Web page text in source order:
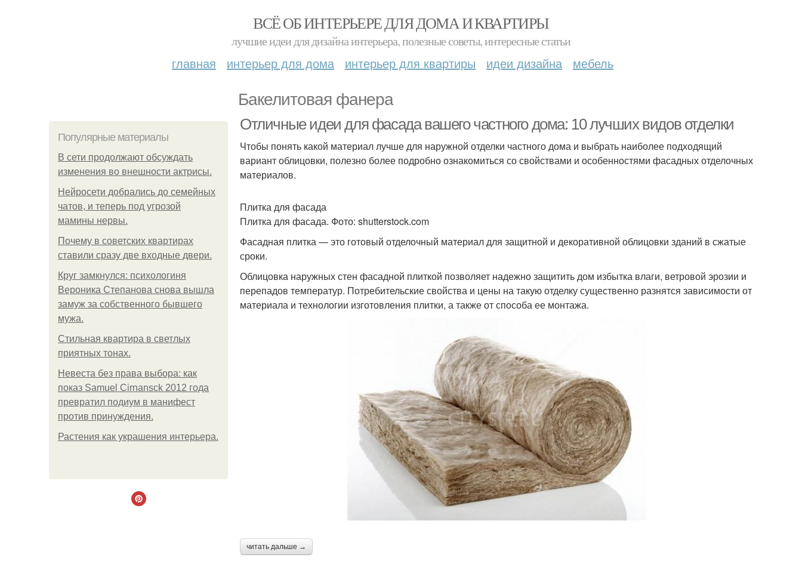
ВСЁ ОБ ИНТЕРЬЕРЕ ДЛЯ ДОМА И КВАРТИРЫ
лучшие идеи для дизайна интерьера, полезные советы, интересные статьи
главная интерьер для дома интерьер для квартиры идеи дизайна мебель
Бакелитовая фанера
Популярные материалы
В сети продолжают обсуждать
изменения во внешности актрисы.
Нейросети добрались до семейных
чатов, и теперь под угрозой
мамины нервы.
Почему в советских квартирах
ставили сразу две входные двери.
Круг замкнулся: психологиня
Вероника Степанова снова вышла
замуж за собственного бывшего
мужа.
Стильная квартира в светлых
приятных тонах.
Невеста без права выбора: как
показ Samuel Cirnansck 2012 года
превратил подиум в манифест
против принуждения.
Растения как украшения интерьера.
Отличные идеи для фасада вашего частного дома: 10 лучших видов отделки
Чтобы понять какой материал лучше для наружной отделки частного дома и выбрать наиболее подходящий
вариант облицовки, полезно более подробно ознакомиться со свойствами и особенностями фасадных отделочных
материалов.
Плитка для фасада
Плитка для фасада. Фото: shutterstock.com
Фасадная плитка — это готовый отделочный материал для защитной и декоративной облицовки зданий в сжатые
сроки.
Облицовка наружных стен фасадной плиткой позволяет надежно защитить дом избытка влаги, ветровой эрозии и
перепадов температур. Потребительские свойства и цены на такую отделку существенно разнятся зависимости от
материала и технологии изготовления плитки, а также от способа ее монтажа.
читать дальше →